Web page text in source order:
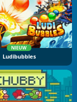
NIEUW
Ludibubbles